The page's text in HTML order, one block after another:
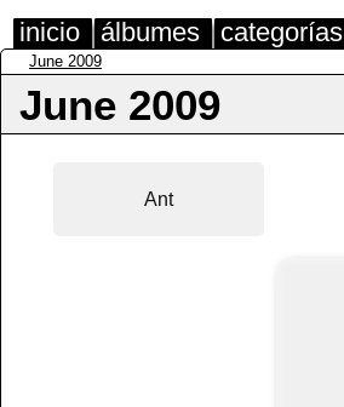
inicio álbumes categorías
June 2009
June 2009
Ant